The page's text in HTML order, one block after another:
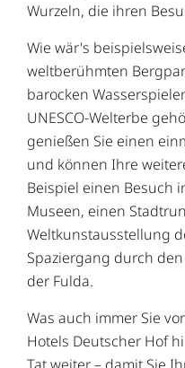
Wurzeln, die ihren
Wie wär's
weltberühmten
barocken
UNESCO-Welterbe
genießen Sie einen
und können Ihre
Beispiel einen Besuch
Museen, einen
Weltkunstausstellung
Spaziergang durch
der Fulda.
Was auch immer Sie
Hotels Deutscher Hof